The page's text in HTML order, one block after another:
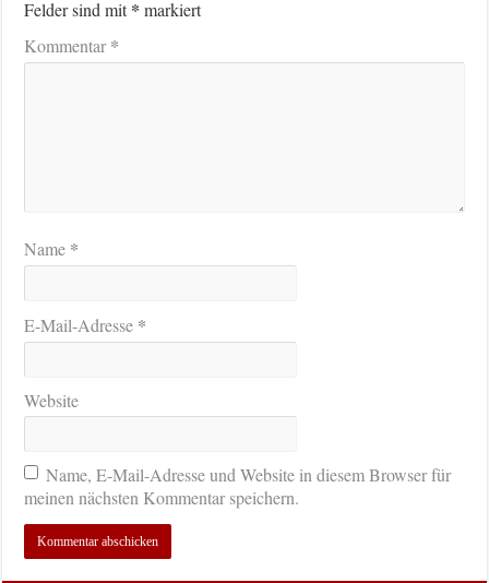
Felder sind mit* markiert
Kommentar*
Name *
E-Mail-Adresse *
Website
Name, E-Mail-Adresse und Website in diesem Browser für
meinen nächsten Kommentar speichern.